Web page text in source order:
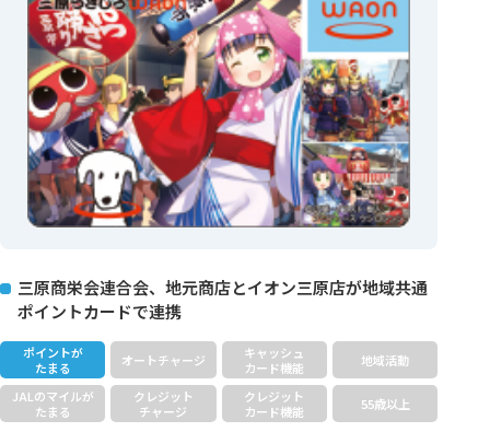
三原商栄会連合会、地元商店とイオン三原店が地域共通
ポイントカードで連携
ポイントが
たまる
オートチャージ
キャッシュ
カード機能
地域活動
JALのマイルが
たまる
クレジット
チャージ
クレジット
カード機能
55歳以上